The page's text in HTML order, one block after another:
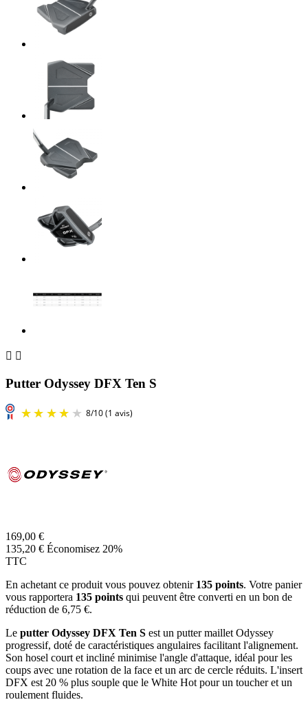
 
Putter Odyssey DFX Ten S
169,00 €
135,20 € Économisez 20%
TTC
En achetant ce produit vous pouvez obtenir 135 points. Votre panier
vous rapportera 135 points qui peuvent être converti en un bon de
réduction de 6,75 €.
Le putter Odyssey DFX Ten S est un putter maillet Odyssey
progressif, doté de caractéristiques angulaires facilitant l'alignement.
Son hosel court et incliné minimise l'angle d'attaque, idéal pour les
coups avec une rotation de la face et un arc de cercle réduits. L'insert
DFX est 20 % plus souple que le White Hot pour un toucher et un
roulement fluides.